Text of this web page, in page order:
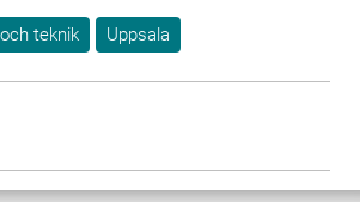
teknik Uppsala